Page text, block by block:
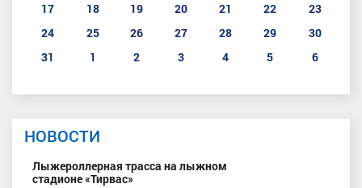
17
18 19 20 21 22
23
24
25 26 27 28 29
30
31
1 2 3 4 5 6
НОВОСТИ
Лыжероллерная трасса на лыжном
стадионе «Тирвас»